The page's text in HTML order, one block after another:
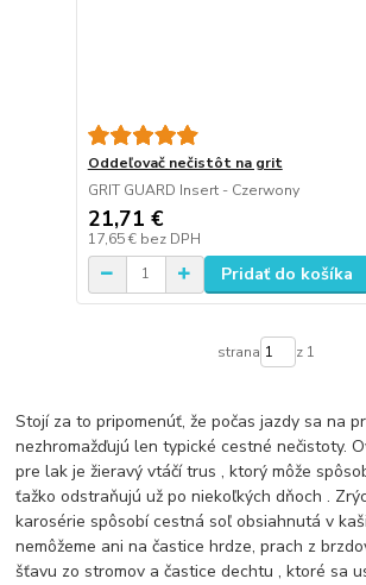
Oddeľovač nečistôt na grit
GRIT GUARD Insert - Czerwony
21,71 €
17,65 € bez DPH
Pridať do košíka
strana z 1
Stojí za to pripomenúť, že počas jazdy sa na
nezhromažďujú len typické cestné nečistoty.
pre lak je žieravý vtáčí trus , ktorý môže
ťažko odstraňujú už po niekoľkých dňoch .
karosérie spôsobí cestná soľ obsiahnutá v
nemôžeme ani na častice hrdze, prach z
šťavu zo stromov a častice dechtu , ktoré sa